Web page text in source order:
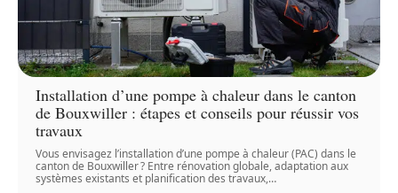
Installation d’une pompe à chaleur dans le canton
de Bouxwiller : étapes et conseils pour réussir vos
travaux
Vous envisagez l’installation d’une pompe à chaleur (PAC) dans le
canton de Bouxwiller ? Entre rénovation globale, adaptation aux
systèmes existants et planification des travaux,…